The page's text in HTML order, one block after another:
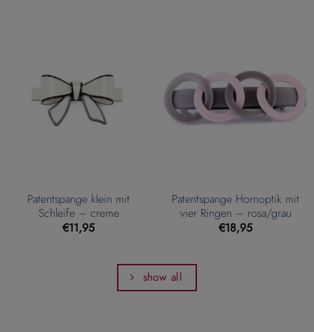
Patentspange klein mit
Schleife – creme
€11,95
Patentspange Hornoptik mit
vier Ringen – rosa/grau
€18,95
show all